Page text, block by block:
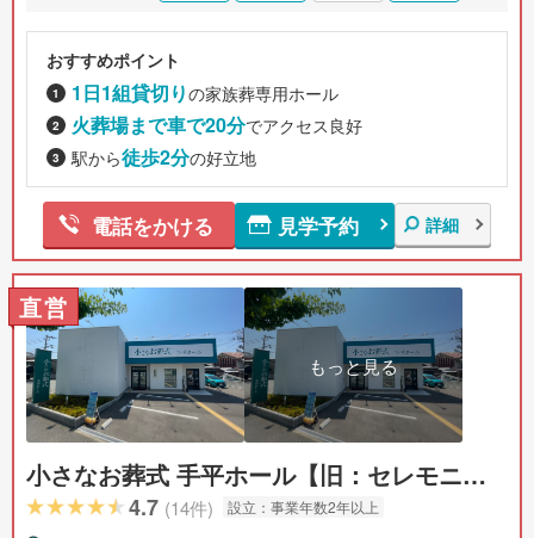
おすすめポイント
1日1組貸切りの家族葬専用ホール
火葬場まで車で20分でアクセス良好
駅から徒歩2分の好立地
電話をかける 見学予約 詳細
直営
もっと見る
小さなお葬式 手平ホール【旧：セレモニー
ハウス 手平】
4.7 (14件) 設立： 事業年数2年以上